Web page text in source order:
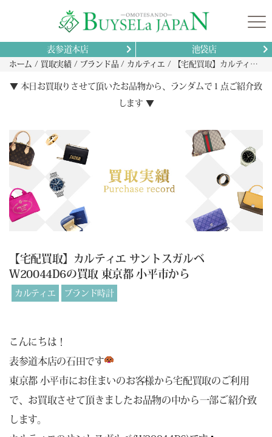
表参道本店 池袋店
ホーム 買取実績 ブランド品 カルティエ 【宅配買取】カルティエ サントスガルベ W20044D6の買取 東京都 小平市から
▼ 本日お買取りさせて頂いたお品物から、ランダムで１点ご紹介致
します ▼
【宅配買取】カルティエ サントスガルベ
W20044D6の買取 東京都 小平市から
カルティエ ブランド時計
こんにちは！
表参道本店の石田です
東京都 小平市にお住まいのお客様から宅配買取のご利用
で、お買取させて頂きましたお品物の中から一部ご紹介致
します。